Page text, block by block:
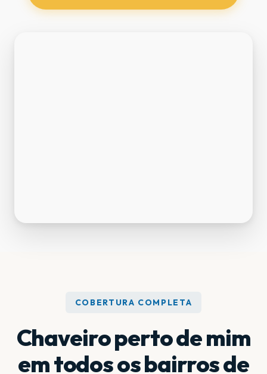
COBERTURA COMPLETA
Chaveiro perto de mim
em todos os bairros de